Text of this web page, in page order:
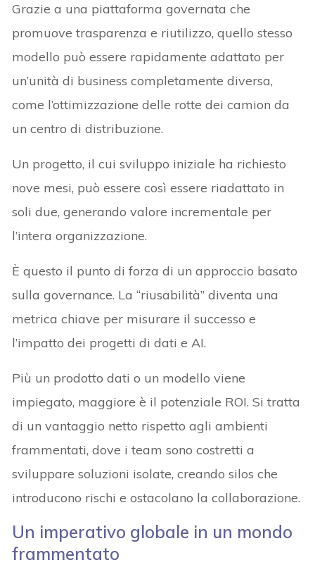
Grazie a una piattaforma governata che
promuove trasparenza e riutilizzo, quello stesso
modello può essere rapidamente adattato per
un’unità di business completamente diversa,
come l’ottimizzazione delle rotte dei camion da
un centro di distribuzione.
Un progetto, il cui sviluppo iniziale ha richiesto
nove mesi, può essere così essere riadattato in
soli due, generando valore incrementale per
l’intera organizzazione.
È questo il punto di forza di un approccio basato
sulla governance. La “riusabilità” diventa una
metrica chiave per misurare il successo e
l’impatto dei progetti di dati e AI.
Più un prodotto dati o un modello viene
impiegato, maggiore è il potenziale ROI. Si tratta
di un vantaggio netto rispetto agli ambienti
frammentati, dove i team sono costretti a
sviluppare soluzioni isolate, creando silos che
introducono rischi e ostacolano la collaborazione.
Un imperativo globale in un mondo
frammentato